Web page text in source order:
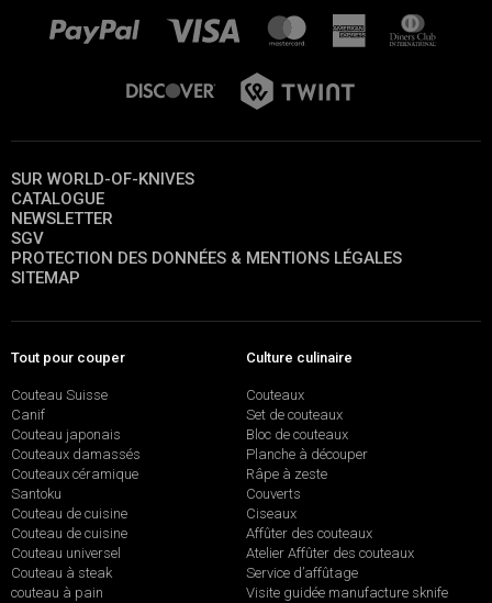
SUR WORLD-OF-KNIVES
CATALOGUE
NEWSLETTER
SGV
PROTECTION DES DONNÉES & MENTIONS LÉGALES
SITEMAP
Tout pour couper
Couteau Suisse
Canif
Couteau japonais
Couteaux damassés
Couteaux céramique
Santoku
Couteau de cuisine
Couteau de cuisine
Couteau universel
Couteau à steak
couteau à pain
Culture culinaire
Couteaux
Set de couteaux
Bloc de couteaux
Planche à découper
Râpe à zeste
Couverts
Ciseaux
Affûter des couteaux
Atelier Affûter des couteaux
Service d’affûtage
Visite guidée manufacture sknife